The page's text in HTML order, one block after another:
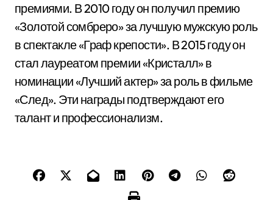
премиями. В 2010 году он получил премию
«Золотой сомбреро» за лучшую мужскую роль
в спектакле «Граф крепости». В 2015 году он
стал лауреатом премии «Кристалл» в
номинации «Лучший актер» за роль в фильме
«След». Эти награды подтверждают его
талант и профессионализм.